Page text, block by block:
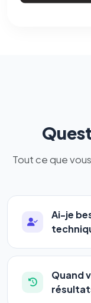
Tout ce que
Ai-je
Absolument
être accessible
commerçants,
Quand